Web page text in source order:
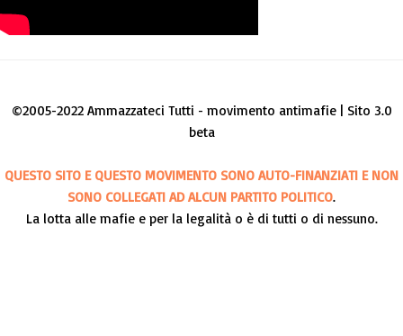
©2005-2022 Ammazzateci Tutti - movimento antimafie | Sito 3.0
beta
QUESTO SITO E QUESTO MOVIMENTO SONO AUTO-FINANZIATI E NON
SONO COLLEGATI AD ALCUN PARTITO POLITICO.
La lotta alle mafie e per la legalità o è di tutti o di nessuno.